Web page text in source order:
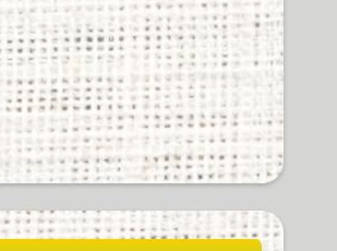
Apple Vision Proの音質や
機能性、使用感を徹底解
剖！価格の懸念も解消す
るか？
ヘッドホンに拘るヤツの